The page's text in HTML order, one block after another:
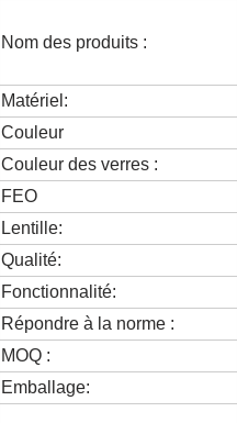
Nom des produits :
Matériel:
Couleur
Couleur des verres :
FEO
Lentille:
Qualité:
Fonctionnalité:
Répondre à la norme :
MOQ :
Emballage: